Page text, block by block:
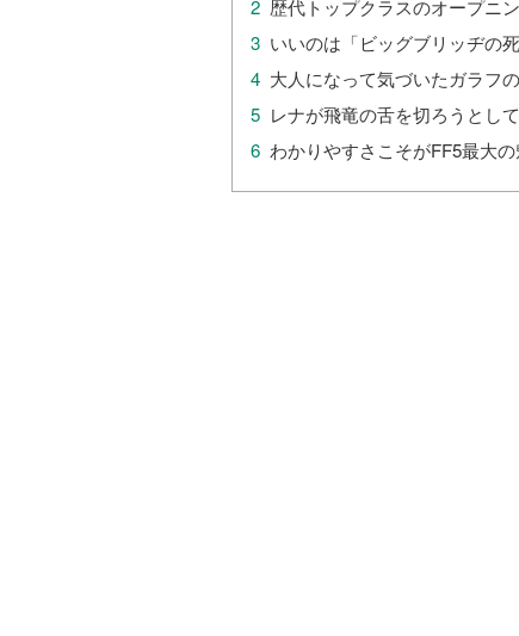
歴代トップクラスのオープニ
いいのは「ビッグブリッヂの
大人になって気づいたガラフ
レナが飛竜の舌を切ろうとし
わかりやすさこそがFF5最大の